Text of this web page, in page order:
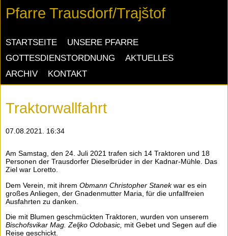
Pfarre Trausdorf/Trajštof
NAVIGATION
ÜBERSPRINGEN
STARTSEITE
UNSERE PFARRE
GOTTESDIENSTORDNUNG
AKTUELLES
ARCHIV
KONTAKT
Traktorwallfahrt
07.08.2021. 16:34
Am Samstag, den 24. Juli 2021 trafen sich 14 Traktoren und 18
Personen der Trausdorfer Dieselbrüder in der Kadnar-Mühle. Das
Ziel war Loretto.
Dem Verein, mit ihrem Obmann Christopher Stanekwar es ein
großes Anliegen, der Gnadenmutter Maria, für die unfallfreien
Ausfahrten zu danken.
Die mit Blumen geschmückten Traktoren, wurden von unserem
Bischofsvikar Mag. Zeljko Odobasic, mit Gebet und Segen auf die
Reise geschickt.